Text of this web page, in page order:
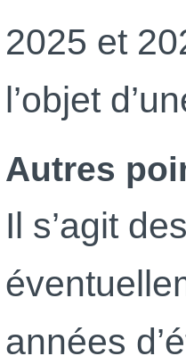
2025 et
l’objet
Autres
Il s’agit
années